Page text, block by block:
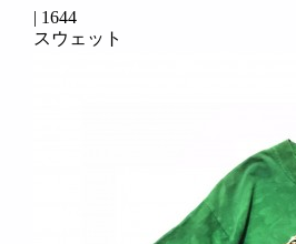
| 1644
スウェット